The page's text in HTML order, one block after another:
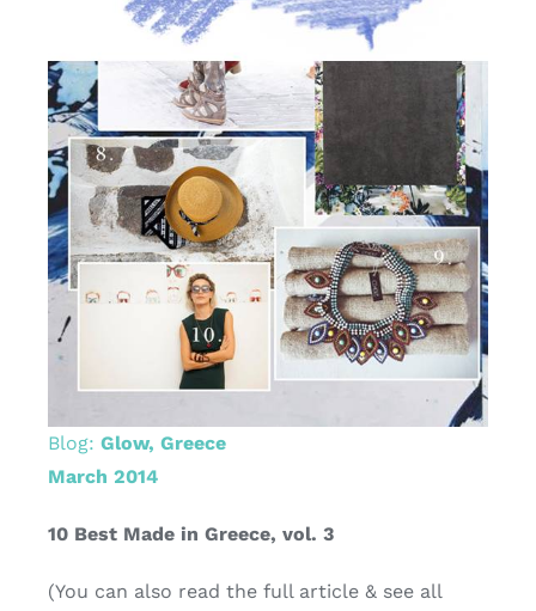
Blog: Glow, Greece
March 2014
10 Best Made in Greece, vol. 3
(You can also read the full article & see all